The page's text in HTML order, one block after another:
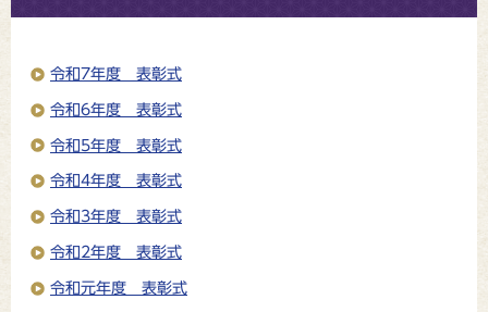
令和7年度 表彰式
令和6年度 表彰式
令和5年度 表彰式
令和4年度 表彰式
令和3年度 表彰式
令和2年度 表彰式
令和元年度 表彰式